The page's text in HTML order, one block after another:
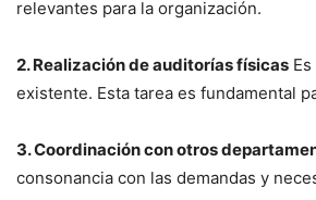
relevantes para la organización.
2. Realización de auditorías físicas
existente. Esta tarea es fundamental
3. Coordinación con otros
consonancia con las demandas y